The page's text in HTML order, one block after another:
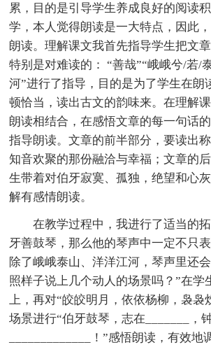
累，目的是引导学生养成良好的阅读
学，本人觉得朗读是一大特点，因此
朗读。理解课文我首先指导学生把文
特别是对难读的： “善哉”“峨峨兮/若/
河”进行了指导，目的是为了学生在朗
顿恰当，读出古文的韵味来。在理解
朗读相结合，在感悟文章的每一句话
指导朗读。文章的前半部分，要读出
知音欢聚的那份融洽与幸福；文章的
生带着对伯牙寂寞、孤独，绝望和心
解有感情朗读。
在教学过程中，我进行了适当的
牙善鼓琴，那么他的琴声中一定不只
除了峨峨泰山、洋洋江河，琴声里还
照样子说上几个动人的场景吗？”在学
上，再对“皎皎明月，依依杨柳，袅
场景进行“伯牙鼓琴，志在_______，
_____________！”感悟朗读，有效地